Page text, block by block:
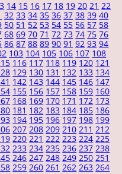
14 15 16 17 18 19 20 21 22
32 33 34 35 36 37 38 39 40
50 51 52 53 54 55 56 57 58
68 69 70 71 72 73 74 75 76
86 87 88 89 90 91 92 93 94
103 104 105 106 107 108
116 117 118 119 120 121
129 130 131 132 133 134
142 143 144 145 146 147
155 156 157 158 159 160
168 169 170 171 172 173
181 182 183 184 185 186
194 195 196 197 198 199
207 208 209 210 211 212
220 221 222 223 224 225
233 234 235 236 237 238
246 247 248 249 250 251
259 260 261 262 263 264